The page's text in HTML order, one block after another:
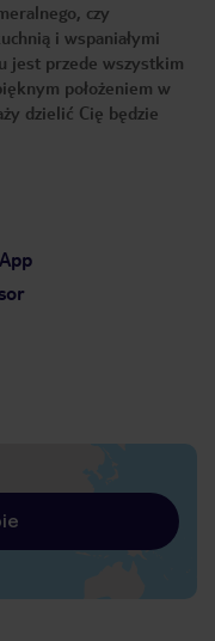
czy
i wspaniałymi
jest przede wszystkim
położeniem w
dzielić Cię będzie